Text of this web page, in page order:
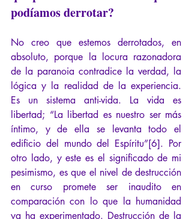
podíamos derrotar?
No creo que estemos derrotados, en
absoluto, porque la locura razonadora
de la paranoia contradice la verdad, la
lógica y la realidad de la experiencia.
Es un sistema anti-vida. La vida es
libertad; “La libertad es nuestro ser más
íntimo, y de ella se levanta todo el
edificio del mundo del Espíritu”[6]. Por
otro lado, y este es el significado de mi
pesimismo, es que el nivel de destrucción
en curso promete ser inaudito en
comparación con lo que la humanidad
ya ha experimentado. Destrucción de la